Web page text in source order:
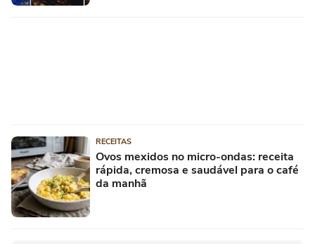
RECEITAS
Ovos mexidos no micro-ondas: receita
rápida, cremosa e saudável para o café
da manhã